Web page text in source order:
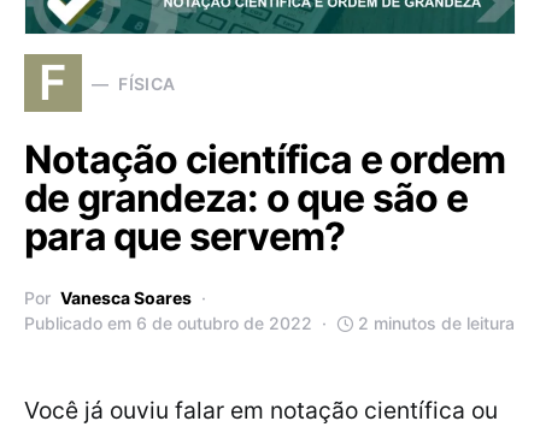
F FÍSICA
Notação científica e ordem
de grandeza: o que são e
para que servem?
Por Vanesca Soares
Publicado em 6 de outubro de 2022
2 minutos de leitura
Você já ouviu falar em notação científica ou